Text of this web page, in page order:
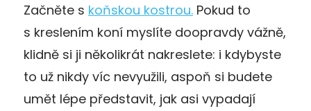
Začněte s koňskou kostrou. Pokud to
s kreslením koní myslíte doopravdy vážně,
klidně si ji několikrát nakreslete: i kdybyste
to už nikdy víc nevyužili, aspoň si budete
umět lépe představit, jak asi vypadají